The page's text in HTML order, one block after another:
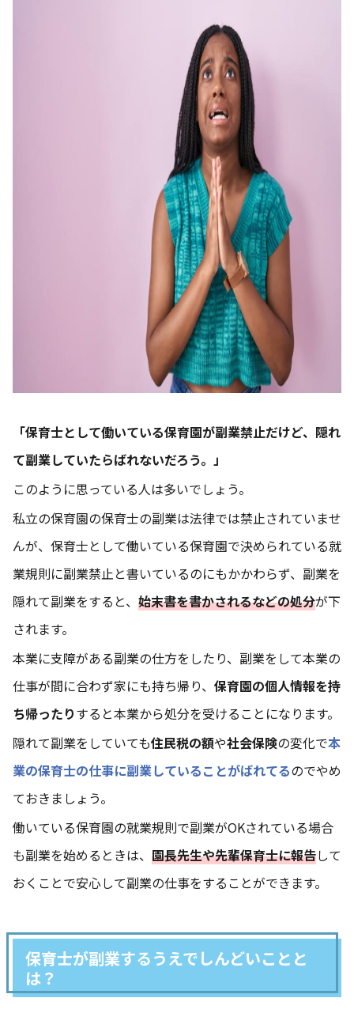
「保育士として働いている保育園が副業禁止だけど、隠れ
て副業していたらばれないだろう。」
このように思っている人は多いでしょう。
私立の保育園の保育士の副業は法律では禁止されていませ
んが、保育士として働いている保育園で決められている就
業規則に副業禁止と書いているのにもかかわらず、副業を
隠れて副業をすると、 始末書を書かされるなどの処分が下
されます。
本業に支障がある副業の仕方をしたり、副業をして本業の
仕事が間に合わず家にも持ち帰り、 保育園の個人情報を持
ち帰ったりすると本業から処分を受けることになります。
隠れて副業をしていても住民税の額や社会保険の変化で本
業の保育士の仕事に副業していることがばれてるのでやめ
ておきましょう。
働いている保育園の就業規則で副業がOKされている場合
も副業を始めるときは、 園長先生や先輩保育士に報告して
おくことで安心して副業の仕事をすることができます。
保育士が副業するうえでしんどいことと
は？